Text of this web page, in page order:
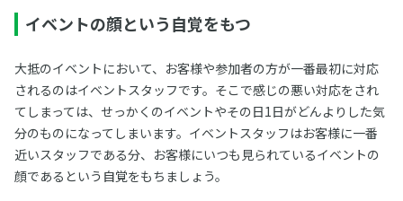
イベントの顔という自覚をもつ
大抵のイベントにおいて、お客様や参加者の方が一番最初に対応
されるのはイベントスタッフです。そこで感じの悪い対応をされ
てしまっては、せっかくのイベントやその日1日がどんよりした気
分のものになってしまいます。イベントスタッフはお客様に一番
近いスタッフである分、お客様にいつも見られているイベントの
顔であるという自覚をもちましょう。